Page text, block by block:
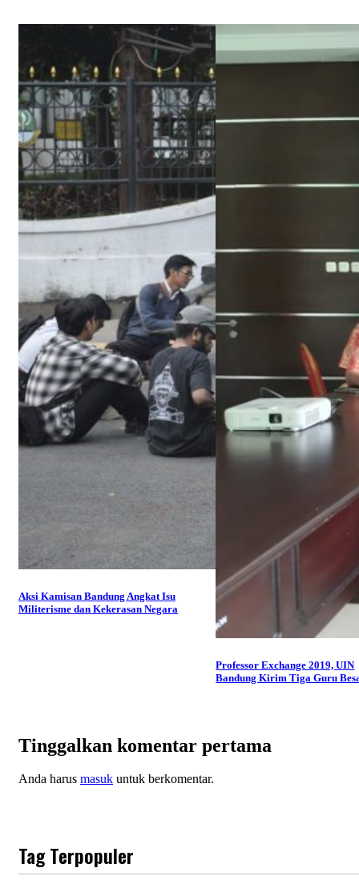
Aksi Kamisan Bandung Angkat Isu
Militerisme dan Kekerasan Negara
Professor Exchange 2019, UIN
Bandung Kirim Tiga Guru
Tinggalkan komentar pertama
Anda harus masuk untuk berkomentar.
Tag Terpopuler